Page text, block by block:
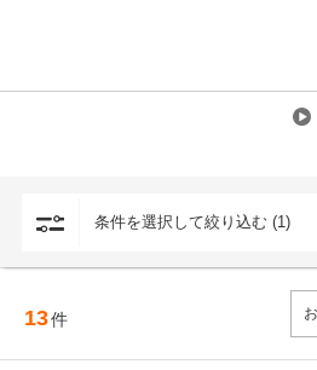
条件を選択して絞り込む (1)
13件